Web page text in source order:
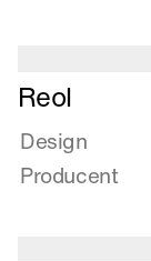
Læs
mere
om
Reol
Reol
Design
Producent